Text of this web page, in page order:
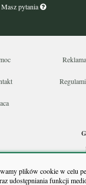
plików cookie w celu
udostępniania funkcji
Masz pytania
Reklama